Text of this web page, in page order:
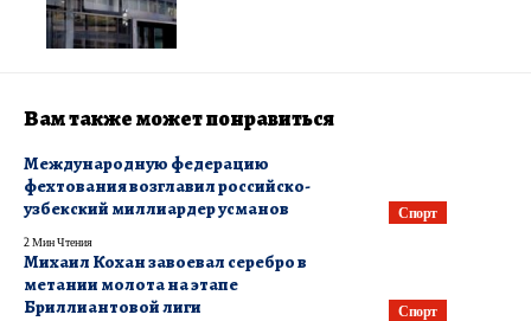
Вам также может понравиться
Спорт
Международную федерацию
фехтования возглавил российско-
узбекский миллиардер усманов
2 Мин Чтения
Спорт
Михаил Кохан завоевал серебро в
метании молота на этапе
Бриллиантовой лиги